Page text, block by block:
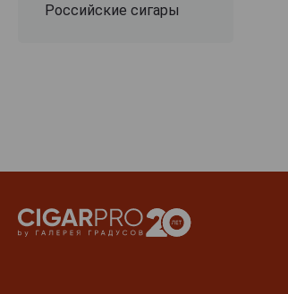
Российские сигары